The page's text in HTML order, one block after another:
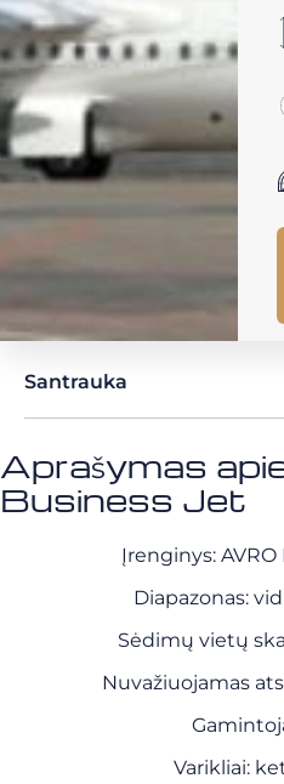
Santrauka
Aprašymas
Business Jet
Įrenginys: AVRO
Diapazonas:
Sėdimų vietų
Nuvažiuojamas
Varikliai: